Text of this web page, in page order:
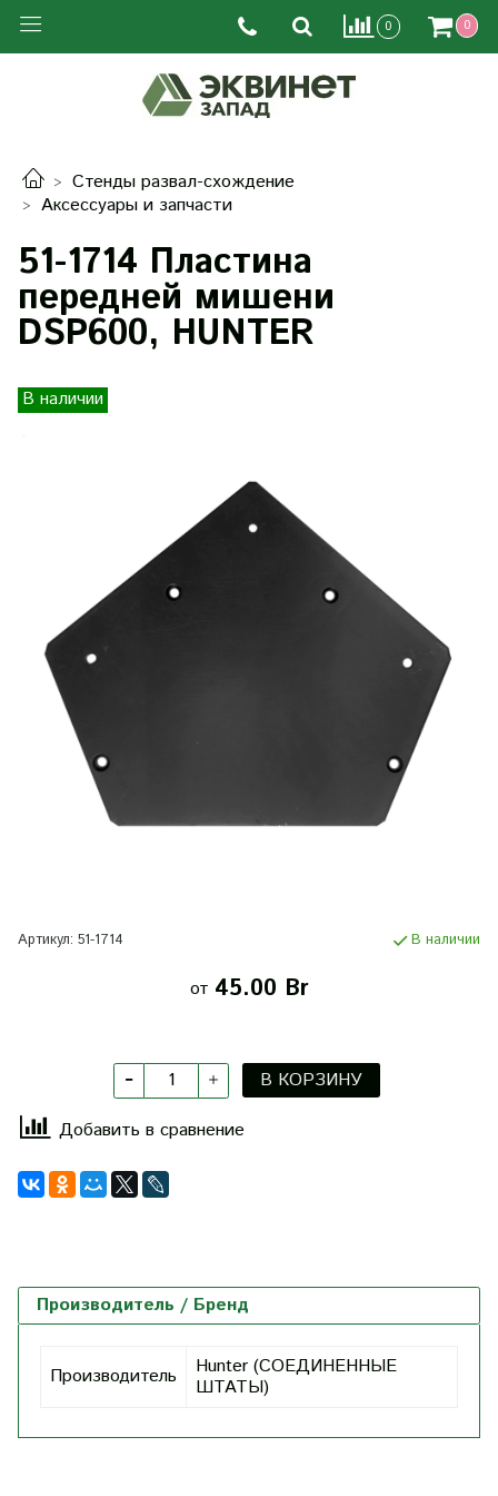
0 0
Стенды развал-схождение
Аксессуары и запчасти
51-1714 Пластина
передней мишени
DSP600, HUNTER
В наличии
Артикул: 51-1714 В наличии
от 45.00 Br
В КОРЗИНУ
Добавить в сравнение
Производитель / Бренд
Производитель
Hunter (СОЕДИНЕННЫЕ
ШТАТЫ)